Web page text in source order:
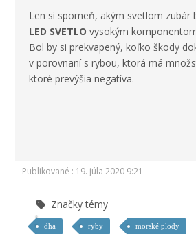
Len si spomeň, akým svetlom zubár
LED SVETLO vysokým
Bol by si prekvapený, koľko škody
v porovnaní s rybou, ktorá má
ktoré prevýšia negatíva.
Publikované : 19. júla 2020 9:21
Značky témy
dha ryby morské plody